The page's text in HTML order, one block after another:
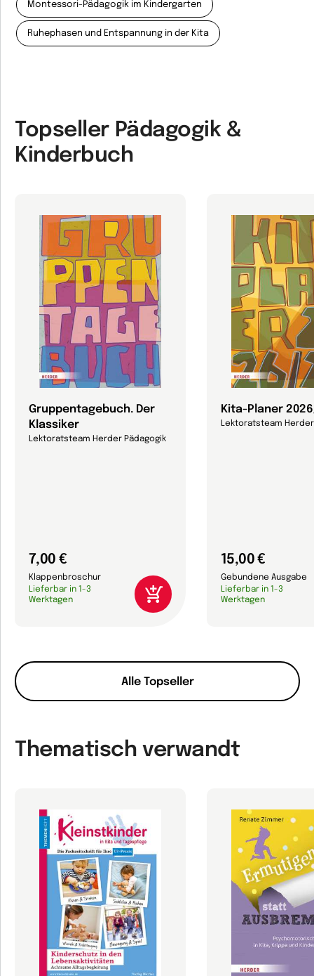
Montessori-Pädagogik im Kindergarten
Ruhephasen und Entspannung in der Kita
Topseller Pädagogik &
Kinderbuch
Alle Topseller
Gruppentagebuch. Der
Klassiker
Lektoratsteam Herder Pädagogik
7,00 €
Klappenbroschur
Lieferbar in 1-3
Werktagen
Kita-Planer
Lektoratsteam Herder
15,00 €
Gebundene Ausgabe
Lieferbar in 1-3
Werktagen
Thematisch verwandt